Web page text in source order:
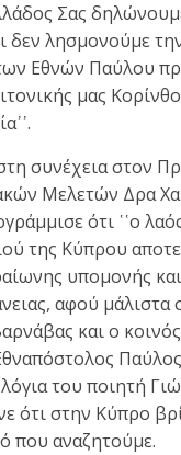
Σας
δεν λησμονούμε
Εθνών Παύλου
μας
συνέχεια στον
Μελετών Δρα
ότι ῾῾ο
της Κύπρου
υπομονής
αφού μάλιστα
και ο
του ποιητή
ότι στην Κύπρο
που αναζητούμε.